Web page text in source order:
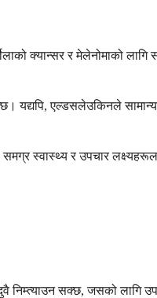
क्यान्सर र मेलेनोमाको लागि
यद्यपि, एल्डसलेउकिनले
स्वास्थ्य र उपचार लक्ष्यहरूलाई
सक्छ, जसको लागि